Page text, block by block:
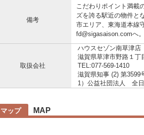
備考
こだわりポイント満載
ズを誇る駅近の物件と
市エリア、東海道本線
fd@sigasaison.comへ。
取扱会社
ハウスセゾン南草津店
滋賀県草津市野路１丁
TEL:077-569-1410
滋賀県知事 (2) 第3599
1）公益社団法人 全
マップ MAP